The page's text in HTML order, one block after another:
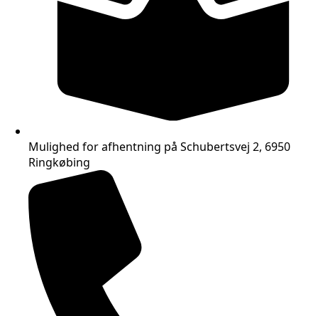
Mulighed for afhentning på Schubertsvej 2, 6950
Ringkøbing